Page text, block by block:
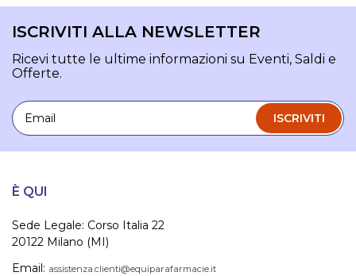
ISCRIVITI ALLA NEWSLETTER
Ricevi tutte le ultime informazioni su Eventi, Saldi e
Offerte.
Email
ISCRIVITI
È QUI
Sede Legale: Corso Italia 22
20122 Milano (MI)
Email: assistenza.clienti@equiparafarmacie.it